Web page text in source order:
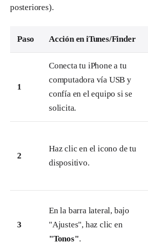
posteriores).
Paso Acción en iTunes/Finder
1
Conecta tu iPhone a tu
computadora vía USB y
confía en el equipo si se
solicita.
2
Haz clic en el icono de tu
dispositivo.
3
En la barra lateral, bajo
"Ajustes", haz clic en
"Tonos".